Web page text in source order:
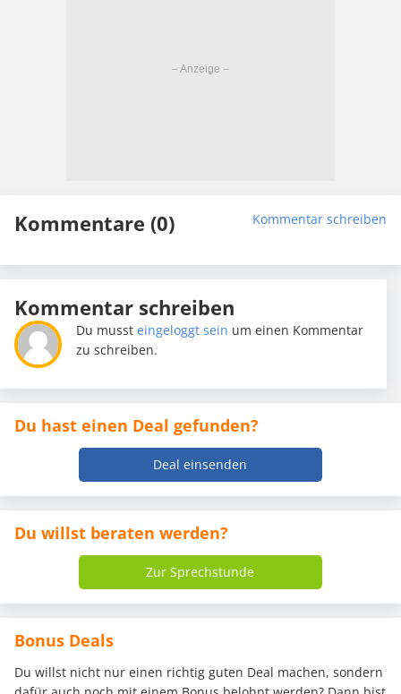
Kommentare (0) Kommentar schreiben
Kommentar schreiben
Du mussteingeloggt sein um einen Kommentar
zu schreiben.
Du hast einen Deal gefunden?
Deal einsenden
Du willst beraten werden?
Zur Sprechstunde
Bonus Deals
Du willst nicht nur einen richtig guten Deal machen, sondern